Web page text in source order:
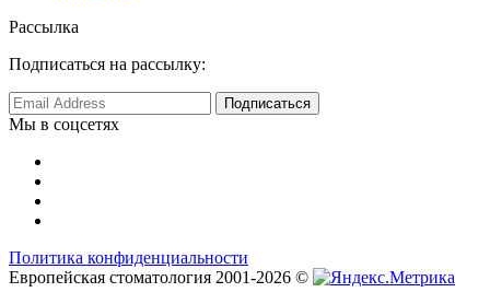
Рассылка
Подписаться на рассылку:
Мы в соцсетях
Политика конфиденциальности
Европейская стоматология 2001-2026 ©